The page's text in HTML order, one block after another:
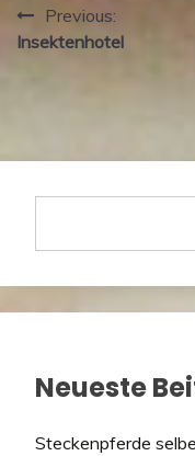
Previous:
Insektenhotel
Neueste
Steckenpferde